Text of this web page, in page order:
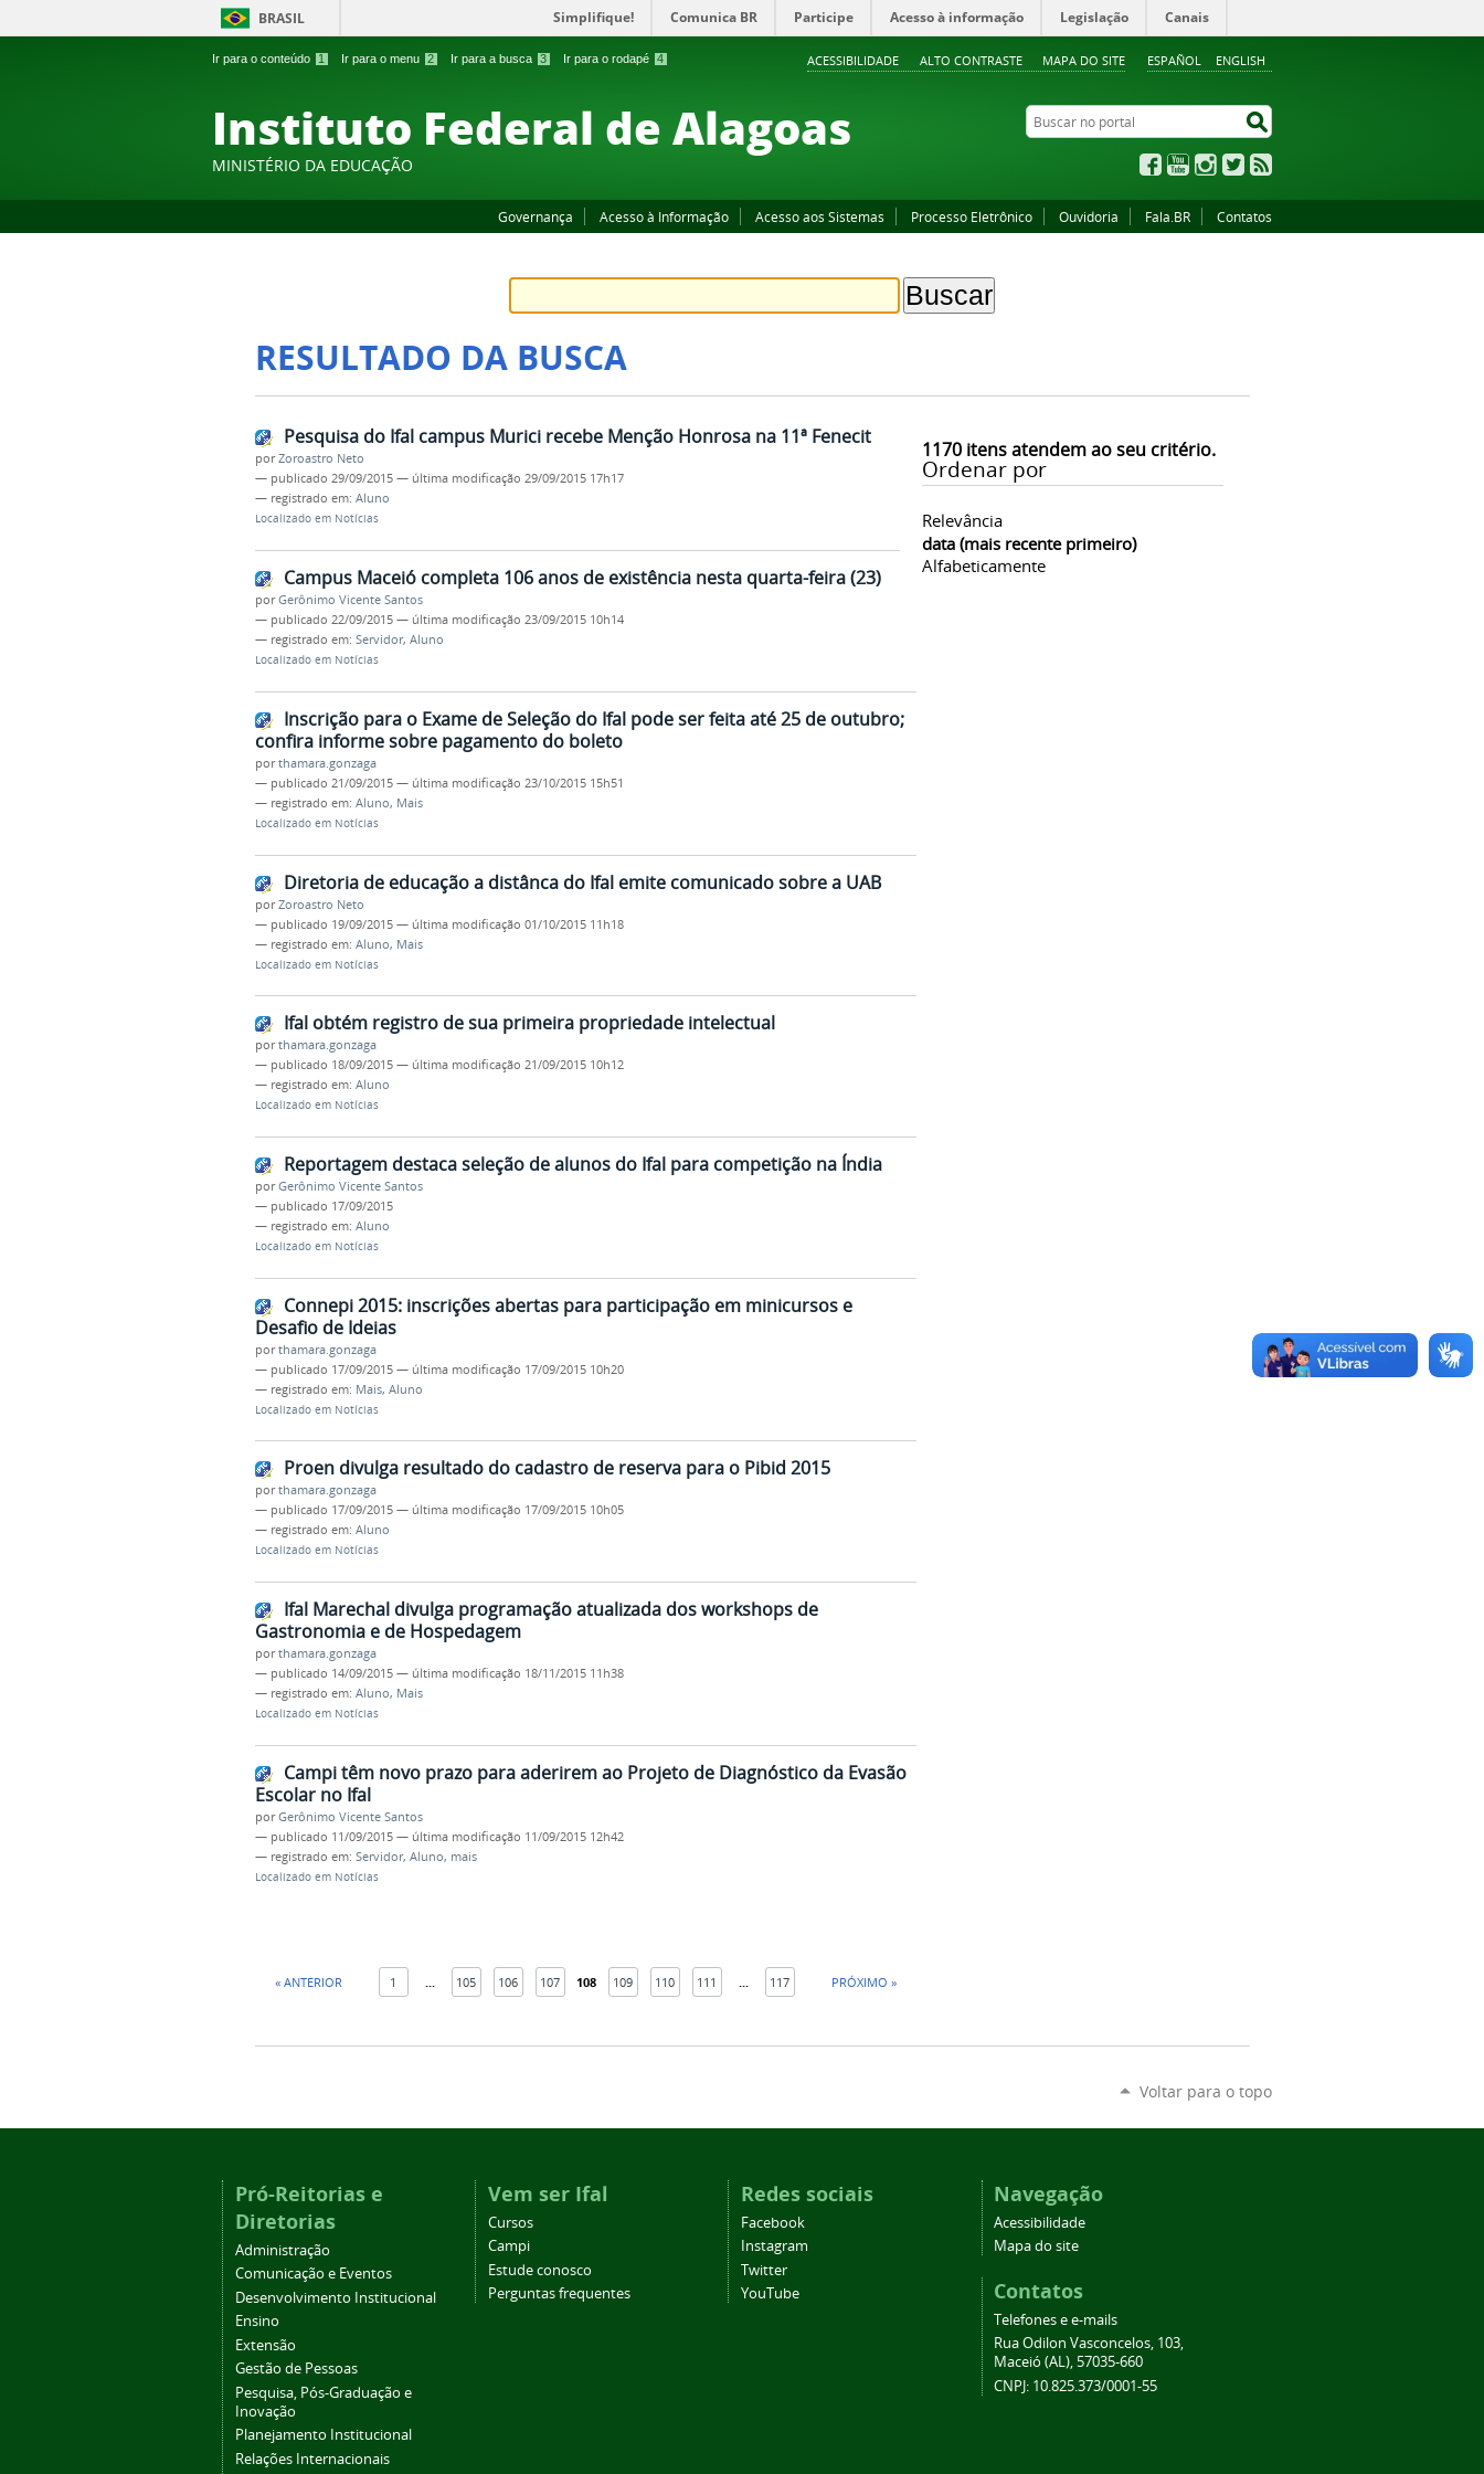
Ir para o conteúdo 1 Ir para o menu 2 Ir para a busca 3 Ir para o rodapé 4 ESPAÑOL ENGLISH
ACESSIBILIDADE ALTO CONTRASTE MAPA DO SITE
BRASIL Simplifique! Comunica BR Participe Acesso à informação Legislação Canais
Instituto Federal de Alagoas
MINISTÉRIO DA EDUCAÇÃO
Buscar no portal
FacebookYouTubeInstagram
Twitter
Governança Acesso à Informação Acesso aos Sistemas Processo Eletrônico Ouvidoria Fala.BR Contatos
RESULTADO DA BUSCA
1170itens atendem ao seu critério.
Ordenar por
Relevância
data (mais recente primeiro)
Alfabeticamente
Pesquisa do Ifal campus Murici recebe Menção Honrosa na 11ª Fenecit
porZoroastro Neto
— publicado 29/09/2015 — última modificação 29/09/2015 17h17
— registrado em: Aluno
Localizado em Notícias
Campus Maceió completa 106 anos de existência nesta quarta-feira (23)
porGerônimo Vicente Santos
— publicado 22/09/2015 — última modificação 23/09/2015 10h14
— registrado em: Servidor, Aluno
Localizado em Notícias
Inscrição para o Exame de Seleção do Ifal pode ser feita até 25 de outubro;
confira informe sobre pagamento do boleto
porthamara.gonzaga
— publicado 21/09/2015 — última modificação 23/10/2015 15h51
— registrado em: Aluno, Mais
Localizado em Notícias
Diretoria de educação a distânca do Ifal emite comunicado sobre a UAB
porZoroastro Neto
— publicado 19/09/2015 — última modificação 01/10/2015 11h18
— registrado em: Aluno, Mais
Localizado em Notícias
Ifal obtém registro de sua primeira propriedade intelectual
porthamara.gonzaga
— publicado 18/09/2015 — última modificação 21/09/2015 10h12
— registrado em: Aluno
Localizado em Notícias
Reportagem destaca seleção de alunos do Ifal para competição na Índia
porGerônimo Vicente Santos
— publicado 17/09/2015
— registrado em: Aluno
Localizado em Notícias
Connepi 2015: inscrições abertas para participação em minicursos e
Desafio de Ideias
porthamara.gonzaga
— publicado 17/09/2015 — última modificação 17/09/2015 10h20
— registrado em: Mais, Aluno
Localizado em Notícias
Proen divulga resultado do cadastro de reserva para o Pibid 2015
porthamara.gonzaga
— publicado 17/09/2015 — última modificação 17/09/2015 10h05
— registrado em: Aluno
Localizado em Notícias
Ifal Marechal divulga programação atualizada dos workshops de
Gastronomia e de Hospedagem
porthamara.gonzaga
— publicado 14/09/2015 — última modificação 18/11/2015 11h38
— registrado em: Aluno, Mais
Localizado em Notícias
Campi têm novo prazo para aderirem ao Projeto de Diagnóstico da Evasão
Escolar no Ifal
porGerônimo Vicente Santos
— publicado 11/09/2015 — última modificação 11/09/2015 12h42
— registrado em: Servidor, Aluno, mais
Localizado em Notícias
« ANTERIOR 1 105 106 107 108 109 110 111 117 PRÓXIMO »
Voltar para o topo
Pró-Reitorias e
Diretorias
Administração
Comunicação e Eventos
Desenvolvimento Institucional
Ensino
Extensão
Gestão de Pessoas
Pesquisa, Pós-Graduação e
Inovação
Planejamento Institucional
Relações Internacionais
Vem ser Ifal
Cursos
Campi
Estude conosco
Perguntas frequentes
Redes sociais
Facebook
Instagram
Twitter
YouTube
Navegação
Acessibilidade
Mapa do site
Contatos
Telefones e e-mails
Rua Odilon Vasconcelos, 103,
Maceió (AL), 57035-660
CNPJ: 10.825.373/0001-55